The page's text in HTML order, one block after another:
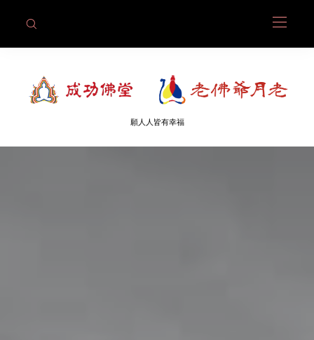
願人人皆有幸福